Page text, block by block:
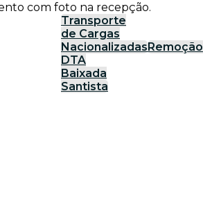
com foto na recepção.
Transporte
de Cargas
Nacionalizadas Remoção
DTA
Baixada
Santista